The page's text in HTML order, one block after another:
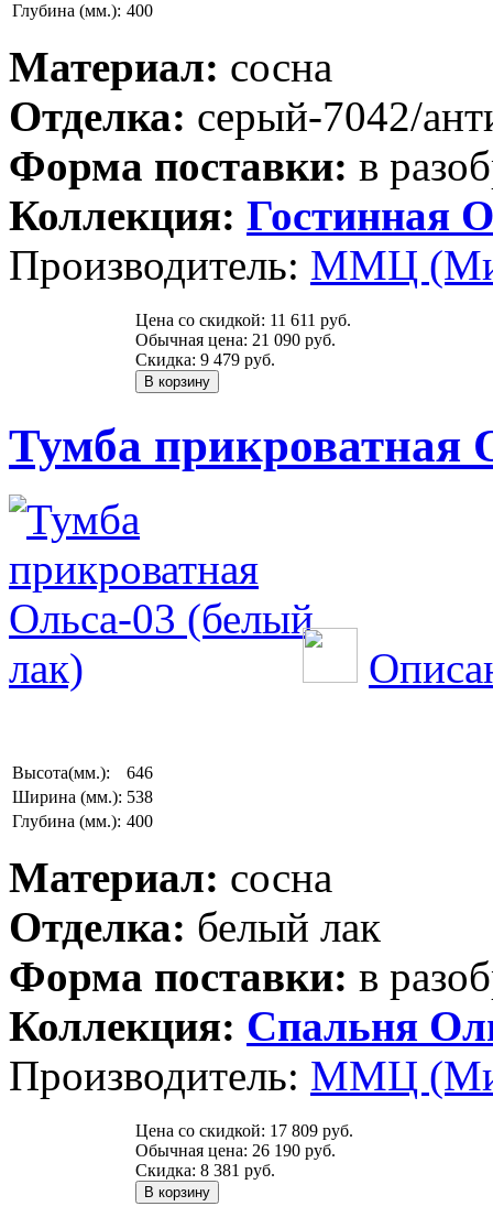
Глубина (мм.): 400
Материал: сосна
Отделка: серый-7042/
Форма поставки: в
Коллекция: Гостинная
Производитель: ММЦ
Цена со скидкой: 11 611 руб.
Обычная цена: 21 090 руб.
Скидка: 9 479 руб.
Тумба прикроватная
Высота(мм.):
646
Ширина (мм.): 538
Глубина (мм.): 400
Материал: сосна
Отделка: белый лак
Форма поставки: в
Коллекция: Спальня
Производитель: ММЦ
Цена со скидкой: 17 809 руб.
Обычная цена: 26 190 руб.
Скидка: 8 381 руб.